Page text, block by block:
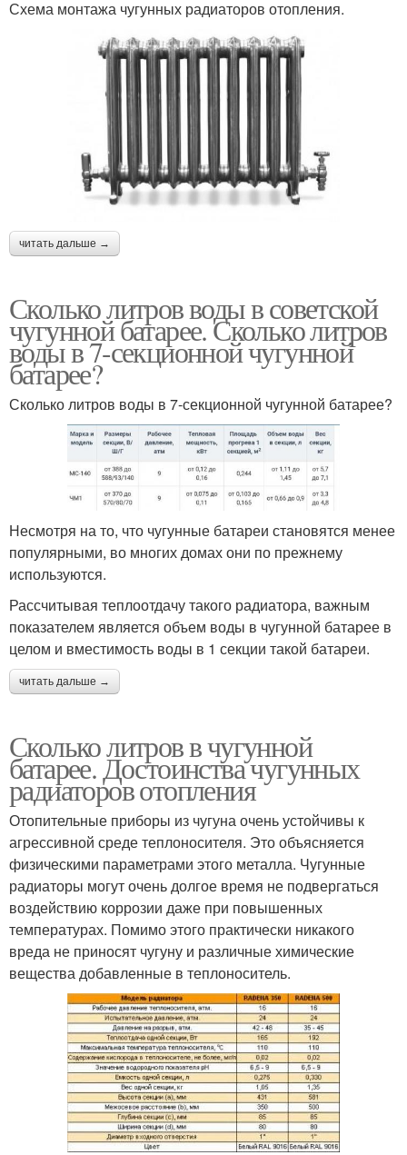
Низкие батареи
Схема монтажа чугунных радиаторов отопления.
читать дальше →
Сколько литров воды в советской
чугунной батарее. Сколько литров
воды в 7-секционной чугунной
батарее?
Сколько литров воды в 7-секционной чугунной батарее?
Несмотря на то, что чугунные батареи становятся менее
популярными, во многих домах они по прежнему
используются.
Рассчитывая теплоотдачу такого радиатора, важным
показателем является объем воды в чугунной батарее в
целом и вместимость воды в 1 секции такой батареи.
читать дальше →
Сколько литров в чугунной
батарее. Достоинства чугунных
радиаторов отопления
Отопительные приборы из чугуна очень устойчивы к
агрессивной среде теплоносителя. Это объясняется
физическими параметрами этого металла. Чугунные
радиаторы могут очень долгое время не подвергаться
воздействию коррозии даже при повышенных
температурах. Помимо этого практически никакого
вреда не приносят чугуну и различные химические
вещества добавленные в теплоноситель.